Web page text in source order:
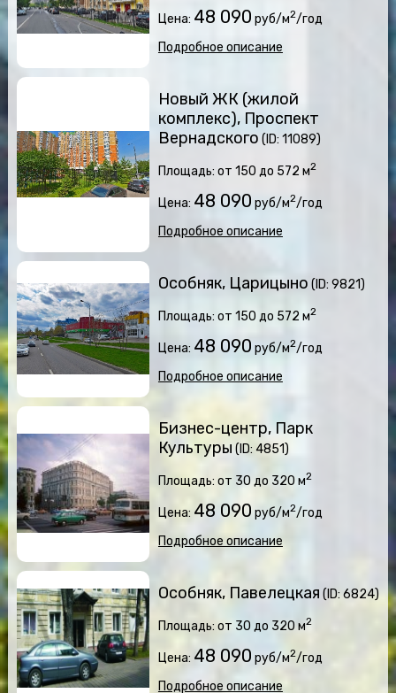
Цена: 48 090 руб/м2/год
Подробное описание
Новый ЖК (жилой
комплекс), Проспект
Вернадского (ID: 11089)
Площадь: от 150 до 572 м2
Цена: 48 090 руб/м2/год
Подробное описание
Особняк, Царицыно (ID: 9821)
Площадь: от 150 до 572 м2
Цена: 48 090 руб/м2/год
Подробное описание
Бизнес-центр, Парк
Культуры (ID: 4851)
Площадь: от 30 до 320 м2
Цена: 48 090 руб/м2/год
Подробное описание
Особняк, Павелецкая (ID: 6824)
Площадь: от 30 до 320 м2
Цена: 48 090 руб/м2/год
Подробное описание